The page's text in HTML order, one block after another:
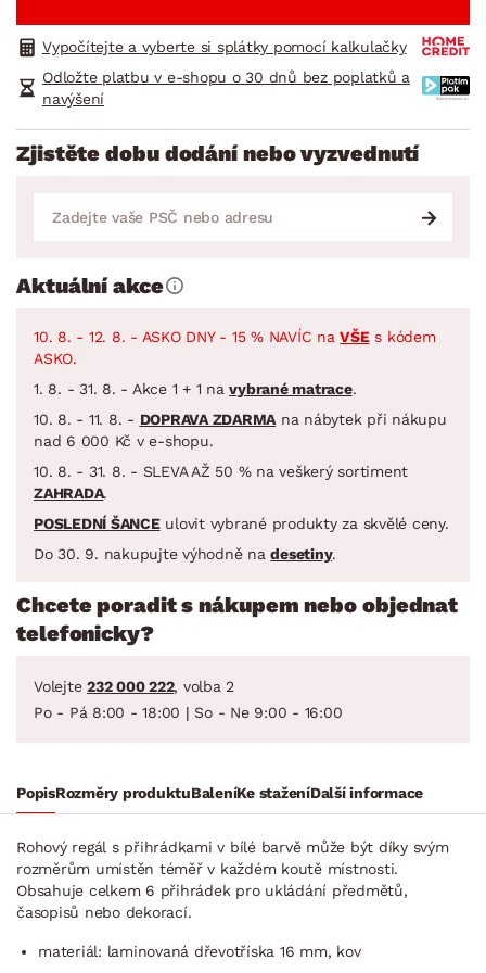
Vypočítejte a vyberte si splátky pomocí kalkulačky
Odložte platbu v e-shopu o 30 dnů bez poplatků a
navýšení
Zjistěte dobu dodání nebo vyzvednutí
Aktuální akce
10. 8. - 12. 8. - ASKO DNY - 15 % NAVÍC naVŠEs kódem
ASKO.
1. 8. - 31. 8. - Akce 1 + 1 navybrané matrace.
10. 8. - 11. 8. - DOPRAVA ZDARMA na nábytek při nákupu
nad 6 000 Kč v e-shopu.
10. 8. - 31. 8. - SLEVA AŽ 50 % na veškerý sortiment
ZAHRADA.
POSLEDNÍ ŠANCEulovit vybrané produkty za skvělé ceny.
Do 30. 9. nakupujte výhodně nadesetiny.
Chcete poradit s nákupem nebo objednat
telefonicky?
Volejte 232 000 222, volba 2
Po - Pá 8:00 - 18:00 | So - Ne 9:00 - 16:00
PopisRozměry produktuBaleníKe staženíDalší informace
Rohový regál s přihrádkami v bílé barvě může být díky svým
rozměrům umístěn téměř v každém koutě místnosti.
Obsahuje celkem 6 přihrádek pro ukládání předmětů,
časopisů nebo dekorací.
materiál: laminovaná dřevotříska 16 mm, kov